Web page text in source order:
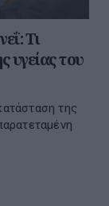
Τι
υγείας του
της